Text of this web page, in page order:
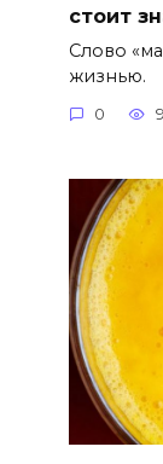
стоит
Слово
жизнью.
0